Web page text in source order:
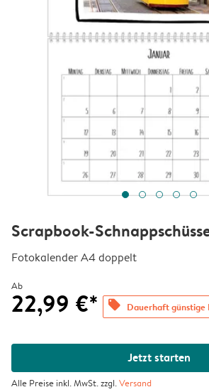
Scrapbook-
Fotokalender A4 doppelt
Ab
22,99 €* offers Dauerhaft günstige
Jetzt starten
Alle Preise inkl. MwSt. zzgl.Versand